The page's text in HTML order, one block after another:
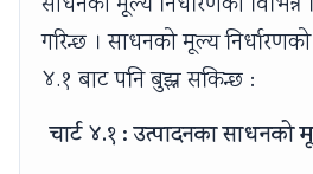
गरिन्छ । साधनको मूल्य
४.१ बाट पनि बुझ्न सकिन्छ :
चार्ट ४.१ : उत्पादनका साधनको